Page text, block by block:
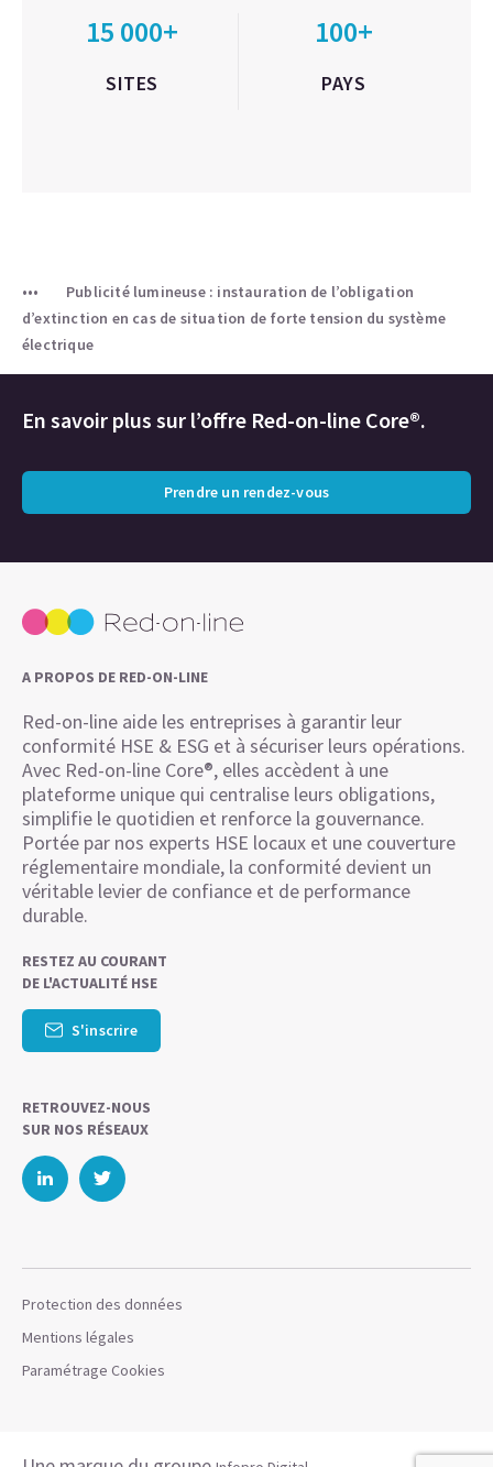
15 000+
SITES
100+
PAYS
Publicité lumineuse : instauration de l’obligation
d’extinction en cas de situation de forte tension du système
électrique
En savoir plus sur l’offre Red-on-line Core®.
Prendre un rendez-vous
A PROPOS DE RED-ON-LINE
Red-on-line aide les entreprises à garantir leur
conformité HSE & ESG et à sécuriser leurs opérations.
Avec Red-on-line Core®, elles accèdent à une
plateforme unique qui centralise leurs obligations,
simplifie le quotidien et renforce la gouvernance.
Portée par nos experts HSE locaux et une couverture
réglementaire mondiale, la conformité devient un
véritable levier de confiance et de performance
durable.
RESTEZ AU COURANT
DE L'ACTUALITÉ HSE
S'inscrire
RETROUVEZ-NOUS
SUR NOS RÉSEAUX
Protection des données
Mentions légales
Paramétrage Cookies